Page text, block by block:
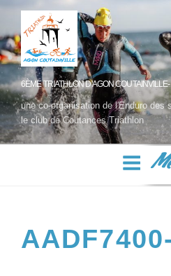
6ÈME TRIATHLON D'AGON
une co-organisation de l'Enduro des
le club de Coutances Triathlon